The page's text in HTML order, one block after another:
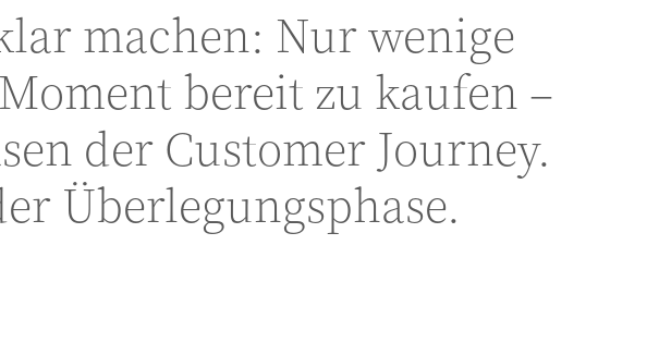
machen: Nur wenige
bereit zu kaufen –
der Customer Journey.
Überlegungsphase.